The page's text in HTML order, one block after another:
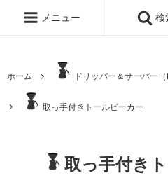
メニュー 検
ホーム ドリッパー＆サーバー（
取っ手付きトールビーカー
取っ手付き